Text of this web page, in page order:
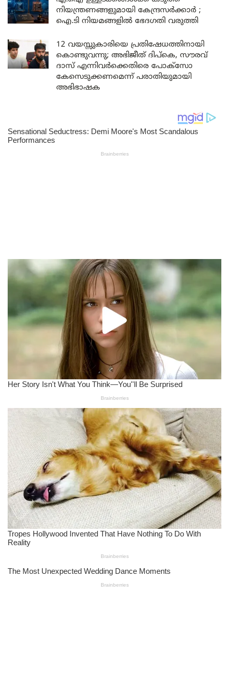
നിയന്ത്രണങ്ങളുമായി കേന്ദ്രസർക്കാർ ;
ഐ.ടി നിയമങ്ങളിൽ ഭേദഗതി വരുത്തി
12 വയസ്സുകാരിയെ പ്രതിഷേധത്തിനായി
കൊണ്ടുവന്നു; അഭിജീത് ദിപ്കെ, സൗരവ്
ദാസ് എന്നിവർക്കെതിരെ പോക്സോ
കേസെടുക്കണമെന്ന് പരാതിയുമായി
അഭിഭാഷക